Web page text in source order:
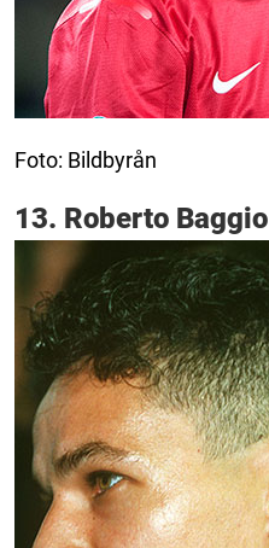
Foto: Bildbyrån
13. Roberto Baggio